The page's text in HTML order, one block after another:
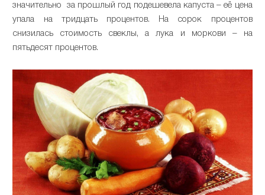
значительно за прошлый год подешевела капуста – её цена
упала на тридцать процентов. На сорок процентов
снизилась стоимость свеклы, а лука и моркови – на
пятьдесят процентов.